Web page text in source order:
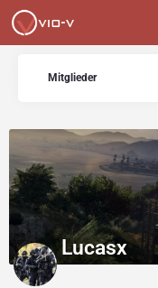
Mitglieder
Lucasx